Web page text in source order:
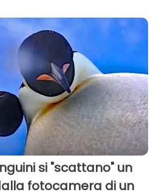
si "scattano" un
fotocamera di un